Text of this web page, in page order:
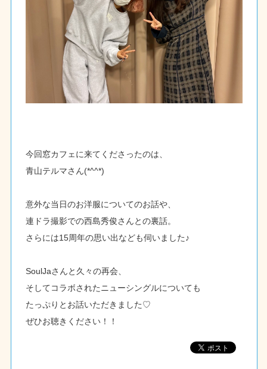
今回窓カフェに来てくださったのは、
青山テルマさん(*^^*)
意外な当日のお洋服についてのお話や、
連ドラ撮影での西島秀俊さんとの裏話。
さらには15周年の思い出なども伺いました♪
SoulJaさんと久々の再会、
そしてコラボされたニューシングルについても
たっぷりとお話いただきました♡
ぜひお聴きください！！